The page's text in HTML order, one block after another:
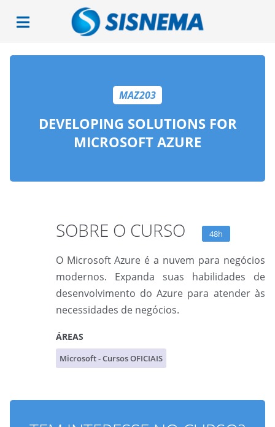
MAZ203
DEVELOPING SOLUTIONS FOR
MICROSOFT AZURE
SOBRE O CURSO 48h
O Microsoft Azure é a nuvem para negócios
modernos. Expanda suas habilidades de
desenvolvimento do Azure para atender às
necessidades de negócios.
ÁREAS
Microsoft - Cursos OFICIAIS